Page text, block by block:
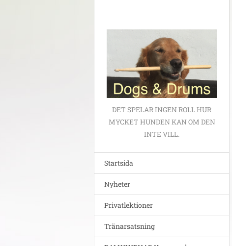
DET SPELAR INGEN ROLL HUR
MYCKET HUNDEN KAN OM DEN
INTE VILL.
Startsida
Nyheter
Privatlektioner
Tränarsatsning